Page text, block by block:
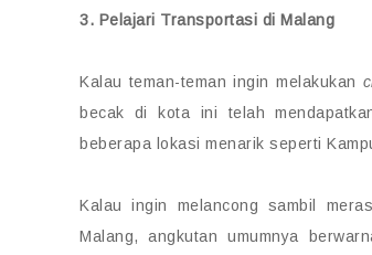
3. Pelajari Transportasi di Malang
Kalau teman-teman ingin melakukan
becak di kota ini telah
beberapa lokasi menarik seperti
Kalau ingin melancong sambil
Malang, angkutan umumnya